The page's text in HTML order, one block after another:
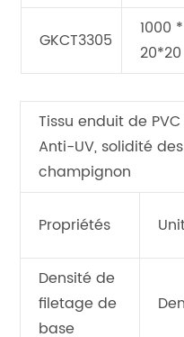
GKCT3305
1000
20*20
Tissu enduit de
Anti-UV, solidité
champignon
Propriétés
Densité de
filetage de
base